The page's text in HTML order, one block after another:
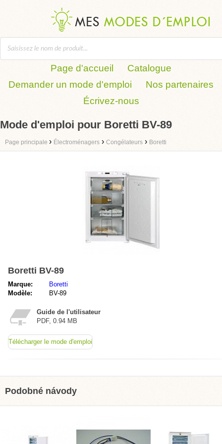
Page d'accueil
Catalogue
Demander un mode d'emploi
Nos partenaires
Écrivez-nous
Mode d'emploi pour Boretti BV-89
Page principale › Électroménagers › Congélateurs › Boretti
Boretti BV-89
Marque:
Boretti
Modèle:
BV-89
Guide de l'utilisateur
PDF, 0.94 MB
Télécharger le mode d'emploi
Podobné návody